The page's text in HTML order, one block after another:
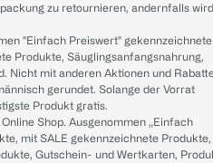
zu retournieren, andernfalls wird
"Einfach Preiswert" gekennzeichnete
Produkte, Säuglingsanfangsnahrung,
Nicht mit anderen Aktionen und
gerundet. Solange der Vorrat
Produkt gratis.
Shop. Ausgenommen „Einfach
mit SALE gekennzeichnete Produkte,
Gutschein- und Wertkarten,